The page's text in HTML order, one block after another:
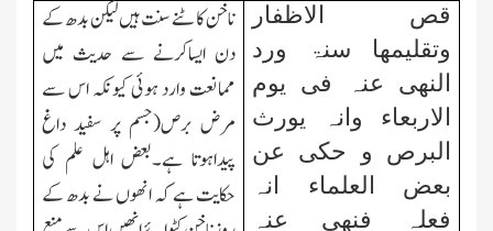
قص الاظفار
وتقلیمھا سنۃ ورد
النھی عنہ فی یوم
الاربعاء وانہ یورث
البرص و حکی عن
بعض العلماء انہ
فعلہ فنھی عنہ
ناخن کاٹنے سنت ہیں لیکن بدھ کے
دن ایساکرنے سے حدیث میں
ممانعت وارد ہوئی کیونکہ اس سے
مرض برص(جسم پر سفید داغ
پیداہوتا ہے۔بعض اہل علم کی
حکایت ہے کہ انھوں نے بدھ کے